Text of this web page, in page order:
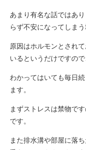
あまり有名な話ではあ
らず不安になってしまう
原因はホルモンとされ
いるというだけですの
わかってはいても毎日
ます。
まずストレスは禁物で
です。
また排水溝や部屋に落